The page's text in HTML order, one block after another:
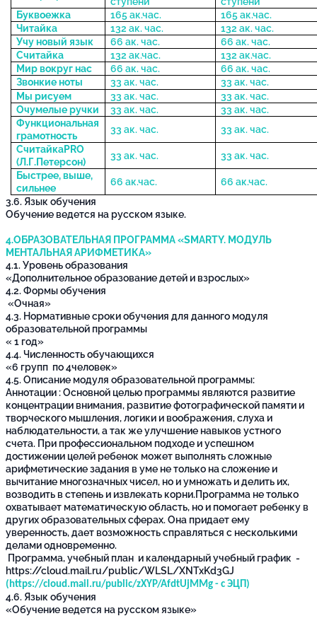
Буквоежка
165 ак.час.
165 ак.час.
Читайка
132 ак. час.
132 ак. час.
Учу новый язык
66 ак. час.
66 ак. час.
Считайка
132 ак.час.
132 ак.час.
Мир вокруг нас
66 ак. час.
66 ак. час.
Звонкие ноты
33 ак. час.
33 ак. час.
Мы рисуем
33 ак. час.
33 ак. час.
Очумелые ручки
33 ак. час.
33 ак. час.
Функциональная
грамотность
33 ак. час.
33 ак. час.
СчитайкаPRO
(Л.Г.Петерсон)
33 ак. час.
33 ак. час.
Быстрее, выше,
сильнее
66 ак.час.
66 ак.час.
3.6. Язык обучения
Обучение ведется на русском языке.
4.ОБРАЗОВАТЕЛЬНАЯ ПРОГРАММА «SMARTY. МОДУЛЬ
МЕНТАЛЬНАЯ АРИФМЕТИКА»
4.1. Уровень образования
«Дополнительное образование детей и взрослых»
4.2. Формы обучения
«Очная»
4.3. Нормативные сроки обучения для данного модуля
образовательной программы
« 1 год»
4.4. Численность обучающихся
«6 групп по 4человек»
4.5. Описание модуля образовательной программы:
Аннотации : Основной целью программы являются развитие
концентрации внимания, развитие фотографической памяти и
творческого мышления, логики и воображения, слуха и
наблюдательности, а так же улучшение навыков устного
счета. При профессиональном подходе и успешном
достижении целей ребенок может выполнять сложные
арифметические задания в уме не только на сложение и
вычитание многозначных чисел, но и умножать и делить их,
возводить в степень и извлекать корни.Программа не только
охватывает математическую область, но и помогает ребенку в
других образовательных сферах. Она придает ему
уверенность, дает возможность справляться с несколькими
делами одновременно.
Программа, учебный план и календарный учебный график -
https://cloud.mail.ru/public/WLSL/XNTxKd3GJ
( https://cloud.mail.ru/public/zXYP/AfdtUjMMg - с ЭЦП)
4.6. Язык обучения
«Обучение ведется на русском языке»